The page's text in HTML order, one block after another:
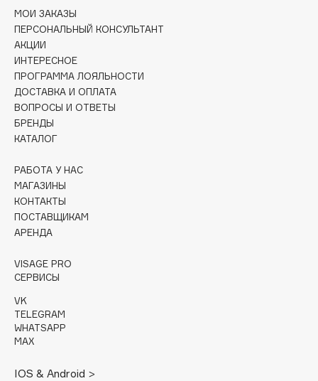
Collagenina
Consly
Corimo
Cottolina
Crescina
Cunzite
D
DABO
Darphin
Davines
Deonica
МОИ ЗАКАЗЫ
ПЕРСОНАЛЬНЫЙ КОНСУЛЬТАНТ
АКЦИИ
ИНТЕРЕСНОЕ
ПРОГРАММА ЛОЯЛЬНОСТИ
ДОСТАВКА И ОПЛАТА
ВОПРОСЫ И ОТВЕТЫ
БРЕНДЫ
КАТАЛОГ
РАБОТА У НАС
МАГАЗИНЫ
КОНТАКТЫ
ПОСТАВЩИКАМ
АРЕНДА
VISAGE PRO
СЕРВИСЫ
VK
TELEGRAM
WHATSAPP
MAX
IOS & Android >